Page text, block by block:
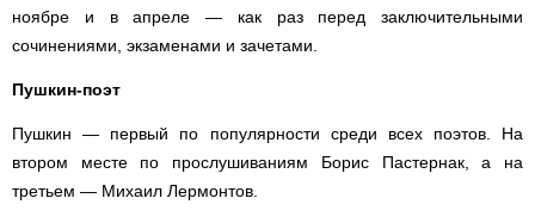
ноябре и в апреле — как раз перед заключительными
сочинениями, экзаменами и зачетами.
Пушкин-поэт
Пушкин — первый по популярности среди всех поэтов. На
втором месте по прослушиваниям Борис Пастернак, а на
третьем — Михаил Лермонтов.